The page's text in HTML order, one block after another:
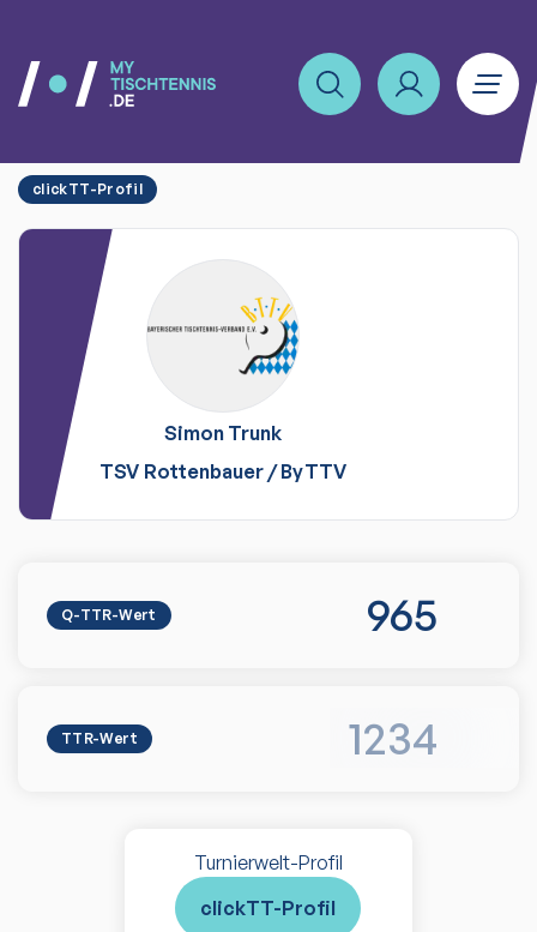
clickTT-Profil
Simon Trunk
TSV Rottenbauer /ByTTV
Q-TTR-Wert 965
TTR-Wert 1234
Turnierwelt-Profil
clickTT-Profil